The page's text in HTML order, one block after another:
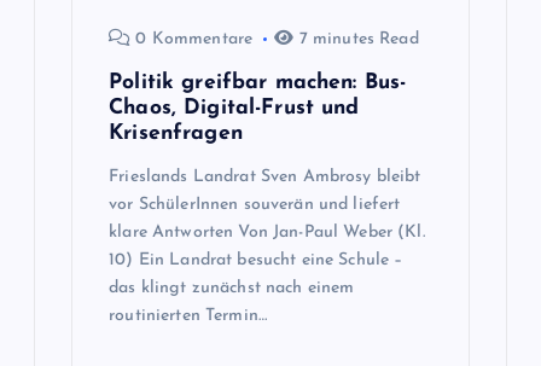
0 Kommentare 7 minutes Read
Politik greifbar machen: Bus-
Chaos, Digital-Frust und
Krisenfragen
Frieslands Landrat Sven Ambrosy bleibt
vor SchülerInnen souverän und liefert
klare Antworten Von Jan-Paul Weber (Kl.
10) Ein Landrat besucht eine Schule –
das klingt zunächst nach einem
routinierten Termin…